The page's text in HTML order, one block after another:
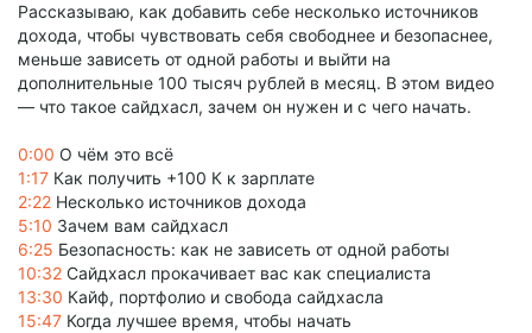
Рассказываю, как добавить себе несколько источников
дохода, чтобы чувствовать себя свободнее и безопаснее,
меньше зависеть от одной работы и выйти на
дополнительные 100 тысяч рублей в месяц. В этом видео
— что такое сайдхасл, зачем он нужен и с чего начать.
0:00 О чём это всё
1:17 Как получить +100 К к зарплате
2:22 Несколько источников дохода
5:10 Зачем вам сайдхасл
6:25 Безопасность: как не зависеть от одной работы
10:32 Сайдхасл прокачивает вас как специалиста
13:30 Кайф, портфолио и свобода сайдхасла
15:47 Когда лучшее время, чтобы начать